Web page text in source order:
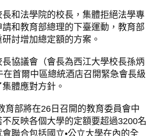
長和法學院的校長，集體拒絕法學專
請和教育部總理的下臺運動，教育部
討增加總定額的方案。
協議會（會長為西江大學校長孫炳
在首爾中區總統酒店召開緊急會長級
體應對方針。
育部將在26日召開的教育委員會中
反映各個大學的定額要超過3200名
聯合包括國立•公立大學在內的全